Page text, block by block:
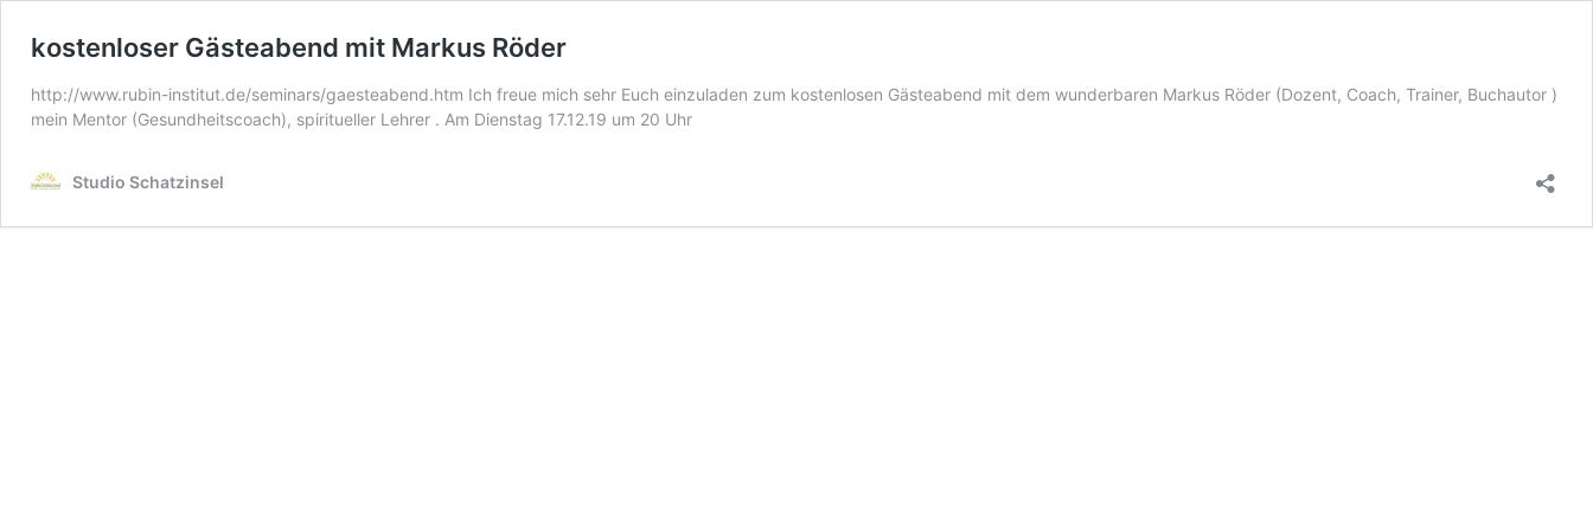
kostenloser Gästeabend mit Markus Röder
http://www.rubin-institut.de/seminars/gaesteabend.htm Ich freue mich sehr Euch einzuladen zum kostenlosen Gästeabend mit dem wunderbaren Markus Röder (Dozent, Coach, Trainer, Buchautor )
mein Mentor (Gesundheitscoach), spiritueller Lehrer . Am Dienstag 17.12.19 um 20 Uhr
Studio Schatzinsel